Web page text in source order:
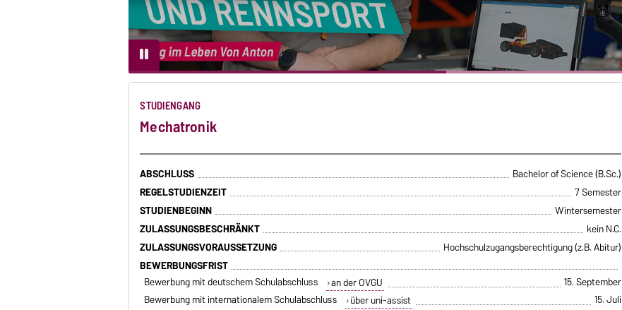
STUDIENGANG
Mechatronik
ABSCHLUSS
Bachelor of Science (B.Sc.)
REGELSTUDIENZEIT
7 Semester
STUDIENBEGINN
Wintersemester
ZULASSUNGSBESCHRÄNKT
kein N.C.
ZULASSUNGSVORAUSSETZUNG
Hochschulzugangsberechtigung (z.B. Abitur)
BEWERBUNGSFRIST
Bewerbung mit deutschem Schulabschluss
an der OVGU
15. September
Bewerbung mit internationalem Schulabschluss
über uni-assist
15. Juli